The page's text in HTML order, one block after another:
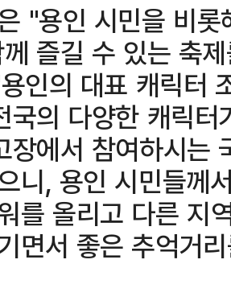
"용인 시민을 비
즐길 수 있는 축
인의 대표 캐릭터
국의 다양한 캐릭
장에서 참여하시는
니, 용인 시민들께
를 올리고 다른 지
면서 좋은 추억거